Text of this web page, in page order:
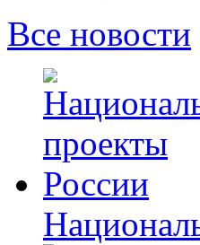
Все новости